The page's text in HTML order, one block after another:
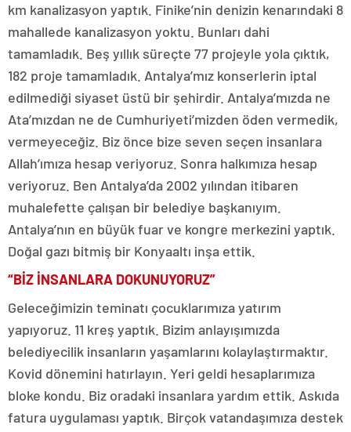
km kanalizasyon yaptık. Finike’nin denizin kenarındaki 8
mahallede kanalizasyon yoktu. Bunları dahi
tamamladık. Beş yıllık süreçte 77 projeyle yola çıktık,
182 proje tamamladık. Antalya’mız konserlerin iptal
edilmediği siyaset üstü bir şehirdir. Antalya’mızda ne
Ata’mızdan ne de Cumhuriyeti’mizden öden vermedik,
vermeyeceğiz. Biz önce bize seven seçen insanlara
Allah’ımıza hesap veriyoruz. Sonra halkımıza hesap
veriyoruz. Ben Antalya’da 2002 yılından itibaren
muhalefette çalışan bir belediye başkanıyım.
Antalya’nın en büyük fuar ve kongre merkezini yaptık.
Doğal gazı bitmiş bir Konyaaltı inşa ettik.
“BİZ İNSANLARA DOKUNUYORUZ”
Geleceğimizin teminatı çocuklarımıza yatırım
yapıyoruz. 11 kreş yaptık. Bizim anlayışımızda
belediyecilik insanların yaşamlarını kolaylaştırmaktır.
Kovid dönemini hatırlayın. Yeri geldi hesaplarımıza
bloke kondu. Biz oradaki insanlara yardım ettik. Askıda
fatura uygulaması yaptık. Birçok vatandaşımıza destek